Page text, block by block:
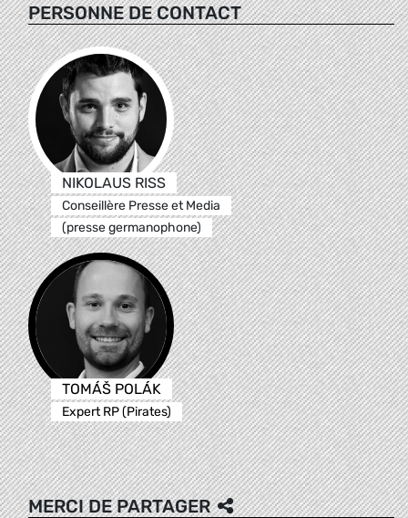
PERSONNE DE CONTACT
NIKOLAUS RISS
Conseillère Presse et Media
(presse germanophone)
TOMÁŠ POLÁK
Expert RP (Pirates)
MERCI DE PARTAGER